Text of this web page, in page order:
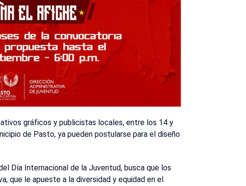
gráficos y publicistas locales, entre los 14 y
de Pasto, ya pueden postularse para el diseño
Día Internacional de la Juventud, busca que los
que le apueste a la diversidad y equidad en el